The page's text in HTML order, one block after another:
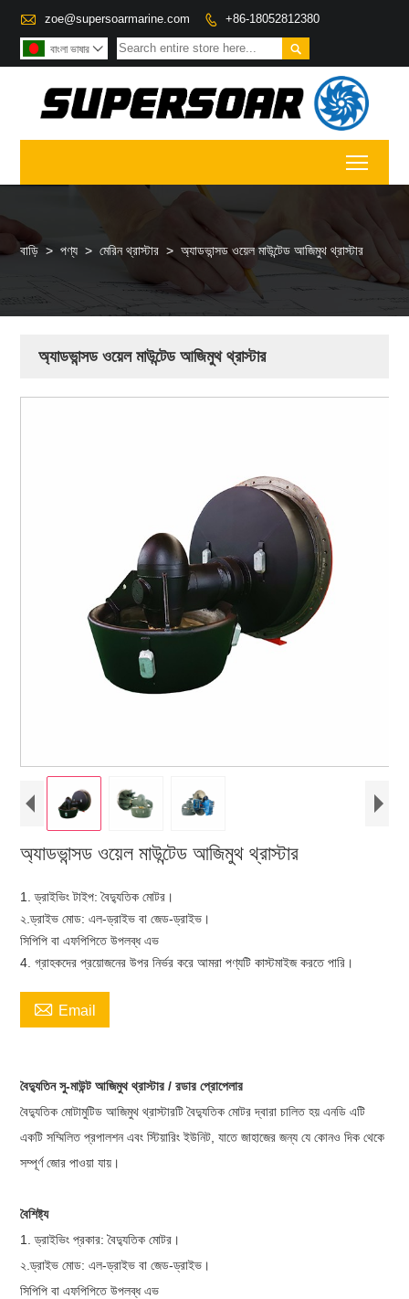
 zoe@supersoarmarine.com  +86-18052812380

বাংলা ভাষার 
বাড়ি > পণ্য > মেরিন থ্রাস্টার > অ্যাডভান্সড ওয়েল মাউন্টেড আজিমুথ থ্রাস্টার
অ্যাডভান্সড ওয়েল মাউন্টেড আজিমুথ থ্রাস্টার
অ্যাডভান্সড ওয়েল মাউন্টেড আজিমুথ থ্রাস্টার
1. ড্রাইভিং টাইপ: বৈদ্যুতিক মোটর।
২.ড্রাইভ মোড: এল-ড্রাইভ বা জেড-ড্রাইভ।
সিপিপি বা এফপিপিতে উপলব্ধ এভ
4. গ্রাহকদের প্রয়োজনের উপর নির্ভর করে আমরা পণ্যটি কাস্টমাইজ করতে পারি।
 Email
বৈদ্যুতিন সু-মাউন্ট আজিমুথ থ্রাস্টার / রডার প্রোপেলার
বৈদ্যুতিক মোটামুটিড আজিমুথ থ্রাস্টারটি বৈদ্যুতিক মোটর দ্বারা চালিত হয় এনডি এটি
একটি সম্মিলিত প্রপালশন এবং স্টিয়ারিং ইউনিট, যাতে জাহাজের জন্য যে কোনও দিক থেকে
সম্পূর্ণ জোর পাওয়া যায়।
বৈশিষ্ট্য
1. ড্রাইভিং প্রকার: বৈদ্যুতিক মোটর।
২.ড্রাইভ মোড: এল-ড্রাইভ বা জেড-ড্রাইভ।
সিপিপি বা এফপিপিতে উপলব্ধ এভ